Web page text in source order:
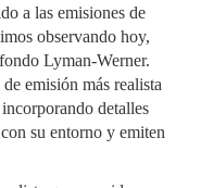
a las emisiones de
observando hoy,
Lyman-Werner.
emisión más realista
detalles
su entorno y emiten